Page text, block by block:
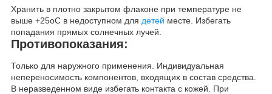
Хранить в плотно закрытом флаконе при температуре не
выше +25оС в недоступном для детей месте. Избегать
попадания прямых солнечных лучей.
Противопоказания:
Только для наружного применения. Индивидуальная
непереносимость компонентов, входящих в состав средства.
В неразведенном виде избегать контакта с кожей. При